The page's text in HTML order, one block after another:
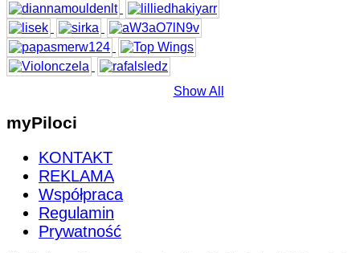
Show All
myPiloci
KONTAKT
REKLAMA
Współpraca
Regulamin
Prywatność